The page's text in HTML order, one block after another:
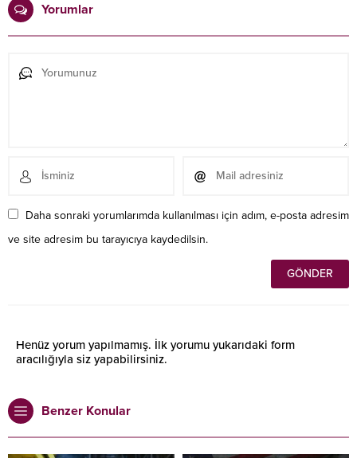
Yorumlar
Daha sonraki yorumlarımda kullanılması için adım, e-posta adresim
ve site adresim bu tarayıcıya kaydedilsin.
Henüz yorum yapılmamış. İlk yorumu yukarıdaki form
aracılığıyla siz yapabilirsiniz.
Benzer Konular